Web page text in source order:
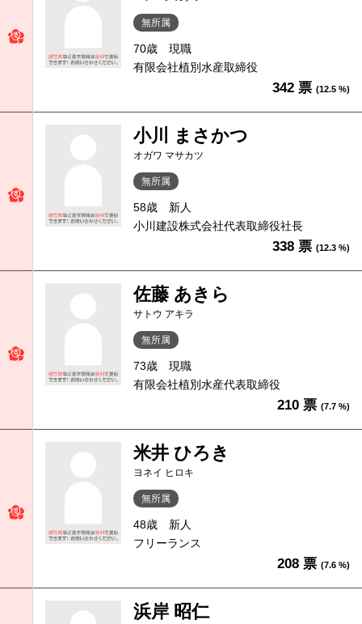
無所属
70歳
現職
有限会社植別水産取締役
342 票 (12.5 %)
小川 まさかつ
オガワ マサカツ
無所属
58歳
新人
小川建設株式会社代表取締役社長
338 票 (12.3 %)
佐藤 あきら
サトウ アキラ
無所属
73歳
現職
有限会社植別水産代表取締役
210 票 (7.7 %)
米井 ひろき
ヨネイ ヒロキ
無所属
48歳
新人
フリーランス
208 票 (7.6 %)
浜岸 昭仁